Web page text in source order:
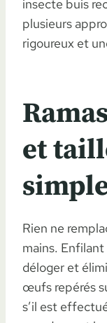
insecte buis
plusieurs
rigoureux et
et
Rien ne
mains.
déloger et
œufs repérés
s’il est